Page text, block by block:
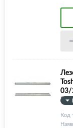
Код